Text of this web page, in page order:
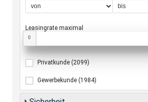
Leasingrate maximal
0
Privatkunde (2099)
Gewerbekunde (1984)